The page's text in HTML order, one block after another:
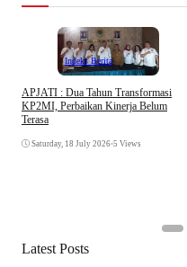
Indeks Berita
APJATI : Dua Tahun Transformasi
KP2MI, Perbaikan Kinerja Belum
Terasa
Saturday, 18 July 2026•5 Views
Latest Posts